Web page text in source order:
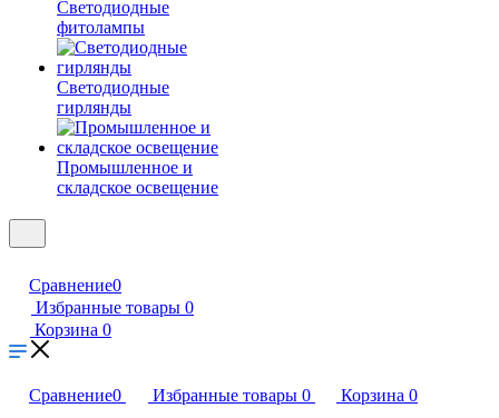
Светодиодные
фитолампы
Светодиодные
гирлянды
Промышленное и
складское освещение
Сравнение0
Избранные товары 0
Корзина 0
Сравнение0 Избранные товары 0 Корзина 0